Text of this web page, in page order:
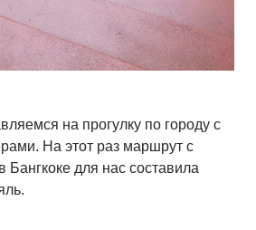
на прогулку по городу с
На этот раз маршрут с
для нас составила